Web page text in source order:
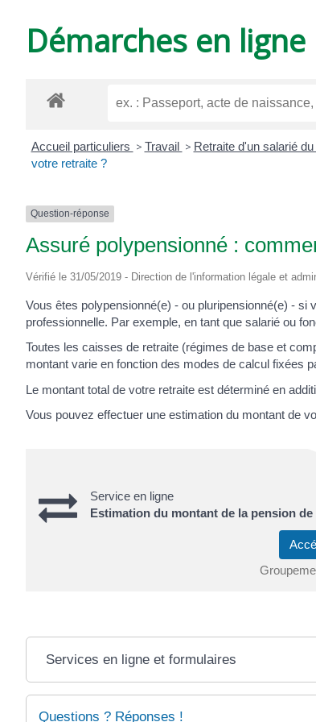
VARZAY
Démarches en ligne
Accueil particuliers > Travail > Retraite d'un salarié
votre retraite ?
Question-réponse
Assuré polypensionné :
Vérifié le 31/05/2019 - Direction de l'information légale et
Vous êtes polypensionné(e) - ou pluripensionné(e) -
professionnelle. Par exemple, en tant que salarié ou
Toutes les caisses de retraite (régimes de base et
montant varie en fonction des modes de calcul fixées
Le montant total de votre retraite est déterminé en
Vous pouvez effectuer une estimation du montant de
Service en ligne
Estimation du montant de la pension
Services en ligne et formulaires
Questions ? Réponses !